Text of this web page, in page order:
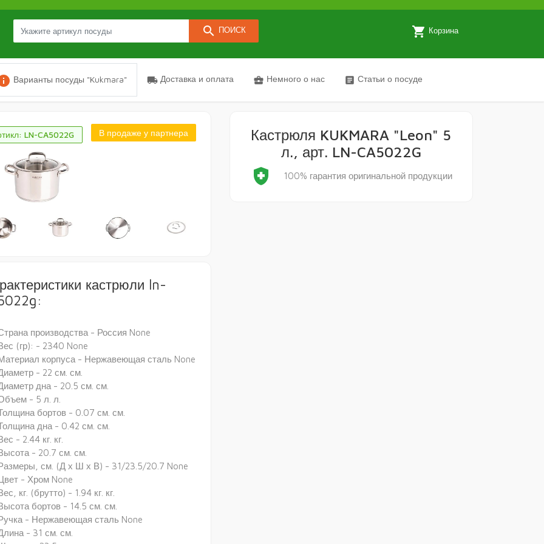
search ПОИСК local_grocery_store Корзина
Варианты посуды "Kukmara" local_shipping Доставка и оплата business_center Немного о нас article Статьи о посуде
LN-CA5022G В продаже у партнера
Кастрюля KUKMARA "Leon" 5
л., арт. LN-CA5022G
health_and_safety 100% гарантия оригинальной продукции
кастрюли ln-
производства - Россия None
(гр): - 2340 None
корпуса - Нержавеющая сталь None
- 22 см. см.
дна - 20.5 см. см.
- 5 л. л.
бортов - 0.07 см. см.
дна - 0.42 см. см.
- 2.44 кг. кг.
- 20.7 см. см.
см. (Д х Ш х В) - 31/23.5/20.7 None
- Хром None
кг. (брутто) - 1.94 кг. кг.
бортов - 14.5 см. см.
- Нержавеющая сталь None
- 31 см. см.